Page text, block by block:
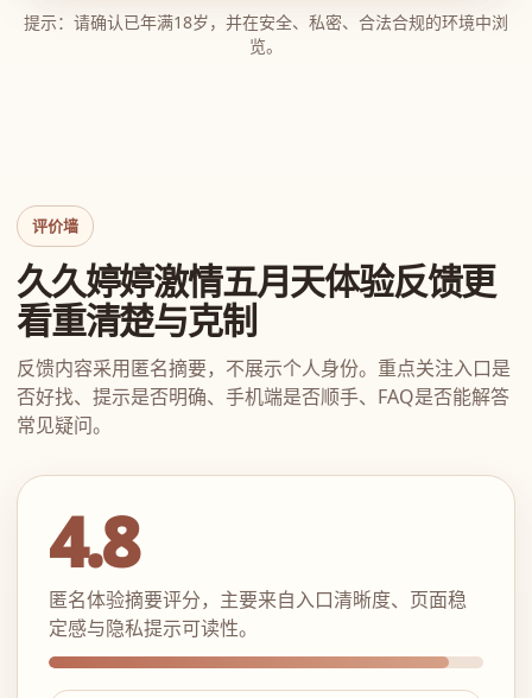
提示：请确认已年满18岁，并在安全、私密、合法合规的环境中浏
览。
评价墙
久久婷婷激情五月天体验反馈更
看重清楚与克制
反馈内容采用匿名摘要，不展示个人身份。重点关注入口是
否好找、提示是否明确、手机端是否顺手、FAQ是否能解答
常见疑问。
4.8
匿名体验摘要评分，主要来自入口清晰度、页面稳
定感与隐私提示可读性。